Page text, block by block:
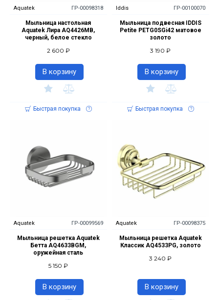
Aquatek ГР-00098318
Мыльница настольная
Aquatek Лира AQ4426MB,
черный, белое стекло
2 600 ₽
В корзину
Быстрая покупка
Iddis ГР-00100070
Мыльница подвесная IDDIS
Petite PETG0SGi42 матовое
золото
3 190 ₽
В корзину
Быстрая покупка
Aquatek ГР-00099569
Мыльница решетка Aquatek
Бетта AQ4633BGM,
оружейная сталь
5 150 ₽
В корзину
Aquatek ГР-00098375
Мыльница решетка Aquatek
Классик AQ4533PG, золото
3 240 ₽
В корзину